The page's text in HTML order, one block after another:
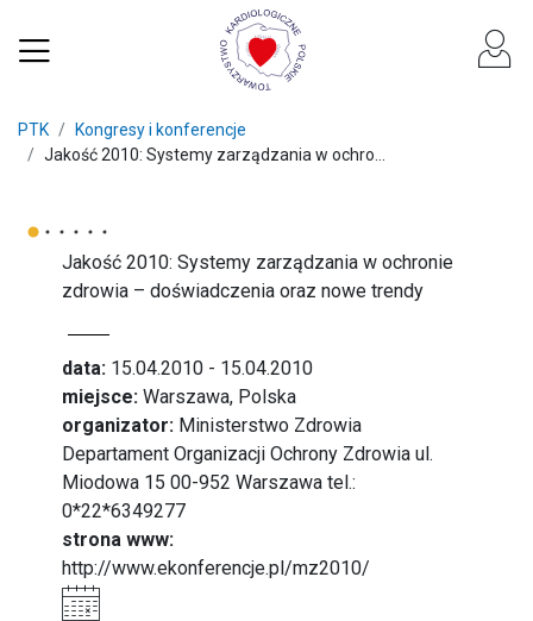
PTK
Kongresy i konferencje
Jakość 2010: Systemy zarządzania w ochro...
Jakość 2010: Systemy zarządzania w ochronie
zdrowia – doświadczenia oraz nowe trendy
data: 15.04.2010 - 15.04.2010
miejsce: Warszawa, Polska
organizator: Ministerstwo Zdrowia
Departament Organizacji Ochrony Zdrowia ul.
Miodowa 15 00-952 Warszawa tel.:
0*22*6349277
strona www:
http://www.ekonferencje.pl/mz2010/